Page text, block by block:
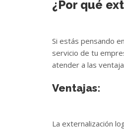
¿Por qué
Si estás pensando en
servicio de tu
atender a las
Ventajas:
La externalización